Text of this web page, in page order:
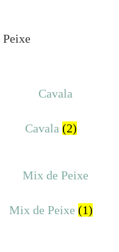
Peixe
Cavala (2)
Mix de Peixe (1)